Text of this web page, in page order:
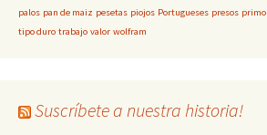
palos pan de maiz pesetas piojos Portugueses presos primo
tipo duro trabajo valor wolfram
Suscríbete a nuestra historia!